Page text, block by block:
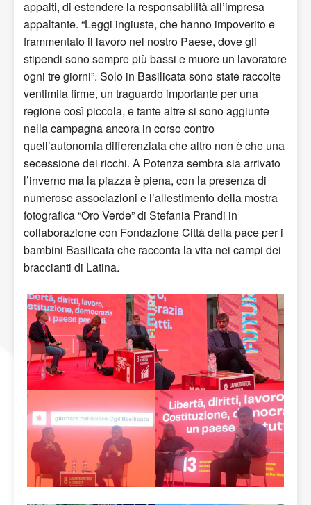
appalti, di estendere la responsabilità all’impresa
appaltante. “Leggi ingiuste, che hanno impoverito e
frammentato il lavoro nel nostro Paese, dove gli
stipendi sono sempre più bassi e muore un lavoratore
ogni tre giorni”. Solo in Basilicata sono state raccolte
ventimila firme, un traguardo importante per una
regione così piccola, e tante altre si sono aggiunte
nella campagna ancora in corso contro
quell’autonomia differenziata che altro non è che una
secessione dei ricchi. A Potenza sembra sia arrivato
l’inverno ma la piazza è piena, con la presenza di
numerose associazioni e l’allestimento della mostra
fotografica “Oro Verde” di Stefania Prandi in
collaborazione con Fondazione Città della pace per i
bambini Basilicata che racconta la vita nei campi dei
braccianti di Latina.